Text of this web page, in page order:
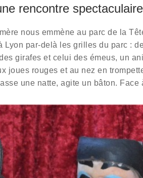
rencontre spectaculaire
nous emmène au parc de la
Lyon par-delà les grilles du parc :
girafes et celui des émeus, un
joues rouges et au nez en
une natte, agite un bâton.